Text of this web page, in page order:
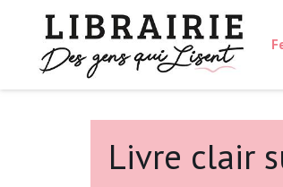
Livre clair